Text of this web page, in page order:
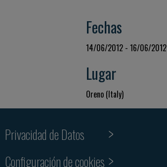
Fechas
14/06/2012 - 16/06/2012
Lugar
Oreno (Italy)
Privacidad de Datos
Configuración de cookies